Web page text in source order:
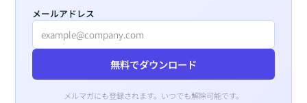
メールアドレス
無料でダウンロード
メルマガにも登録されます。いつでも解除可能です。